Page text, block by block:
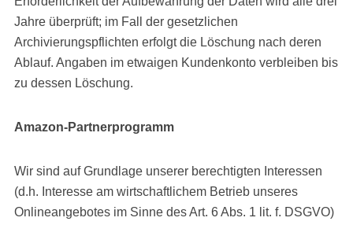
Jahre überprüft; im Fall der gesetzlichen
Archivierungspflichten erfolgt die Löschung nach deren
Ablauf. Angaben im etwaigen Kundenkonto verbleiben bis
zu dessen Löschung.
Amazon-Partnerprogramm
Wir sind auf Grundlage unserer berechtigten Interessen
(d.h. Interesse am wirtschaftlichem Betrieb unseres
Onlineangebotes im Sinne des Art. 6 Abs. 1 lit. f. DSGVO)